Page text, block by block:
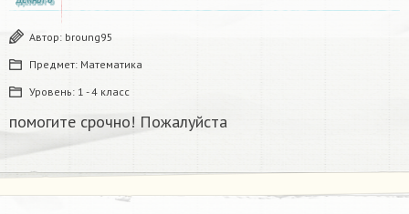
Автор: broung95
Предмет: Математика
Уровень: 1 - 4 класс
помогите срочно! Пожалуйста